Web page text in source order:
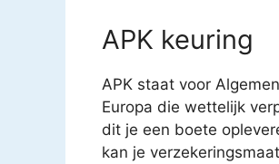
APK keuring
APK staat voor
Europa die wettelijk
dit je een boete
kan je